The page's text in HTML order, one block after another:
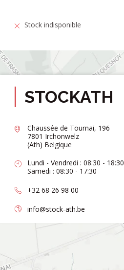
Stock indisponible
STOCKATH
Chaussée de Tournai, 196
7801 Irchonwelz
(Ath) Belgique
Lundi - Vendredi : 08:30 - 18:30
Samedi : 08:30 - 17:30
+32 68 26 98 00
info@stock-ath.be